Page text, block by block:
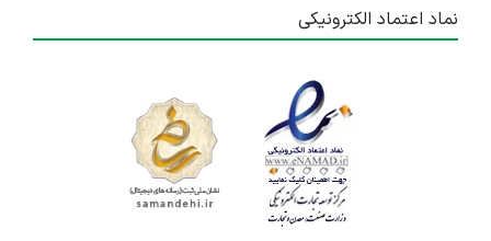
نماد اعتماد الکترونیکی